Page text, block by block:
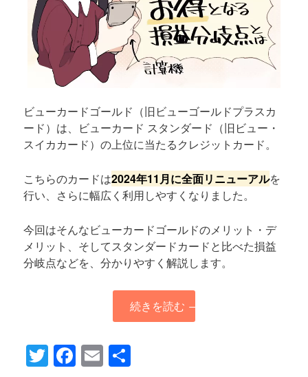
ビューカードゴールド（旧ビューゴールドプラスカ
ード）は、ビューカード スタンダード（旧ビュー・
スイカカード）の上位に当たるクレジットカード。
こちらのカードは2024年11月に全面リニューアルを
行い、さらに幅広く利用しやすくなりました。
今回はそんなビューカードゴールドのメリット・デ
メリット、そしてスタンダードカードと比べた損益
分岐点などを、分かりやすく解説します。
続きを読む →
Twitter
Facebook
Email